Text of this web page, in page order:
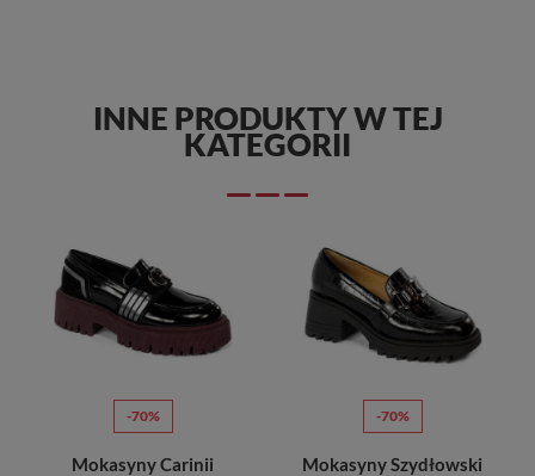
INNE PRODUKTY W TEJ
KATEGORII
-70%
Mokasyny Carinii
-70%
Mokasyny Szydłowski